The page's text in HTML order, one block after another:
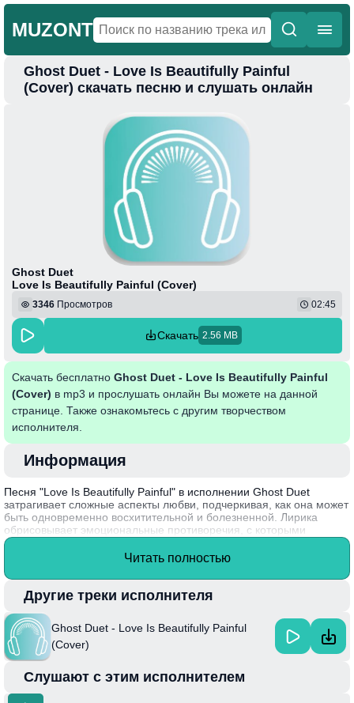
MUZONT
Главная
Ghost Duet - Love Is Beautifully Painful
(Cover) скачать песню и слушать онлайн
Ghost Duet
Love Is Beautifully Painful (Cover)
3346 Просмотров 02:45
Скачать 2.56 MB
Скачать бесплатно Ghost Duet - Love Is Beautifully Painful
(Cover) в mp3 и прослушать онлайн Вы можете на данной
странице. Также ознакомьтесь с другим творчеством
исполнителя.
Информация
Песня "Love Is Beautifully Painful" в исполнении Ghost Duet
затрагивает сложные аспекты любви, подчеркивая, как она может
быть одновременно восхитительной и болезненной. Лирика
обрисовывает эмоциональные противоречия, с которыми
сталкиваются влюбленные, показывая, как страсть часто
переплетается с болью. Музыка помогает передать глубину этих
идентифицировать себя с переживаниями героев.
Интересный факт: Ghost Duet — это музыкальный проект,
созданный в 2018 году, который успешно сочетает элементы поп-
музыки и инди, привлекая внимание своей искренностью и
оригинальностью.
Читать полностью
Другие треки исполнителя
Ghost Duet - Love Is Beautifully Painful
(Cover)
Слушают с этим исполнителем